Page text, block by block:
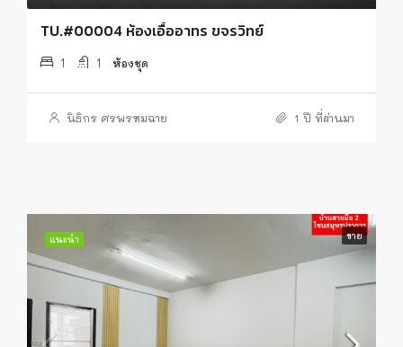
TU.#00004 ห้องเอื้ออาทร ขจรวิทย์
1 1 ห้องชุด
นิธิกร ศรพรหมฉาย 1 ปี ที่ผ่านมา
แนะนำ ขาย